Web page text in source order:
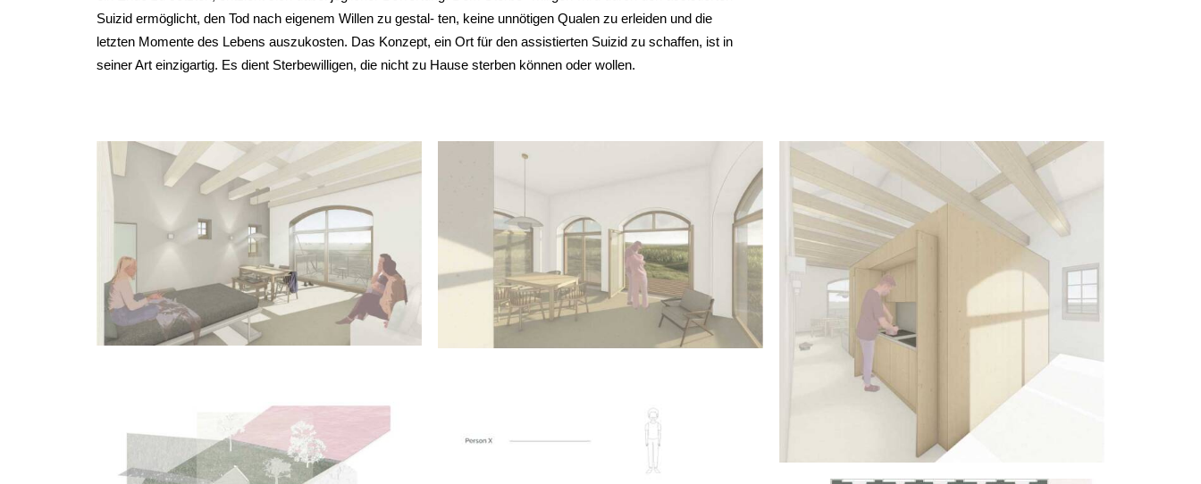
Suizid ermöglicht, den Tod nach eigenem Willen zu gestal- ten, keine unnötigen Qualen zu erleiden und die
letzten Momente des Lebens auszukosten. Das Konzept, ein Ort für den assistierten Suizid zu schaffen, ist in
seiner Art einzigartig. Es dient Sterbewilligen, die nicht zu Hause sterben können oder wollen.